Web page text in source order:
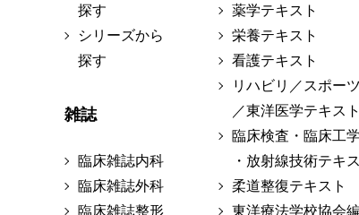
探す
シリーズから
探す
雑誌
臨床雑誌内科
臨床雑誌外科
臨床雑誌整形
薬学テキスト
栄養テキスト
看護テキスト
リハビリ／スポーツ
／東洋医学テキスト
臨床検査・臨床工学
・放射線技術テキ
柔道整復テキスト
東洋療法学校協会